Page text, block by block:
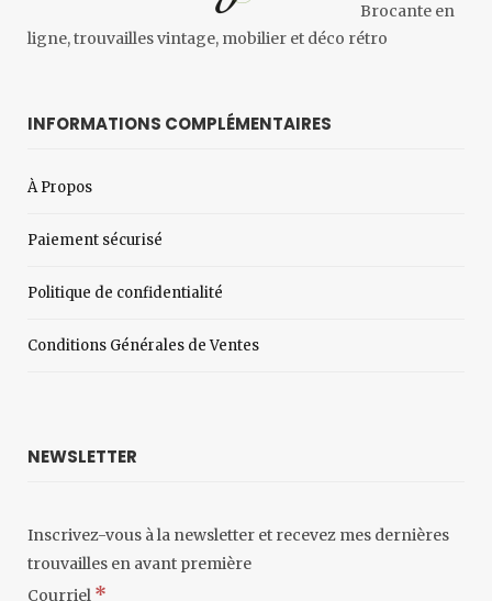
Brocante en
ligne, trouvailles vintage, mobilier et déco rétro
INFORMATIONS COMPLÉMENTAIRES
À Propos
Paiement sécurisé
Politique de confidentialité
Conditions Générales de Ventes
NEWSLETTER
Inscrivez-vous à la newsletter et recevez mes dernières
trouvailles en avant première
Courriel *